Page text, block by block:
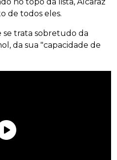
de todos eles.
se trata sobretudo da
da sua "capacidade de